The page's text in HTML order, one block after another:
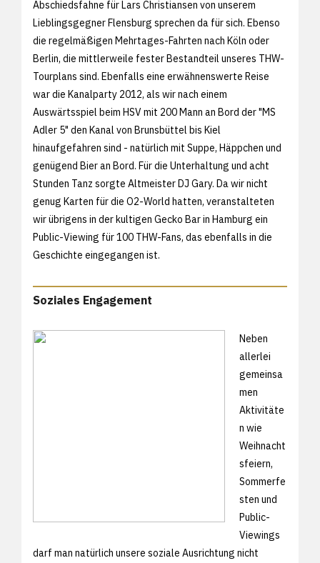
Abschiedsfahne für Lars Christiansen von unserem
Lieblingsgegner Flensburg sprechen da für sich. Ebenso
die regelmäßigen Mehrtages-Fahrten nach Köln oder
Berlin, die mittlerweile fester Bestandteil unseres THW-
Tourplans sind. Ebenfalls eine erwähnenswerte Reise
war die Kanalparty 2012, als wir nach einem
Auswärtsspiel beim HSV mit 200 Mann an Bord der "MS
Adler 5" den Kanal von Brunsbüttel bis Kiel
hinaufgefahren sind - natürlich mit Suppe, Häppchen und
genügend Bier an Bord. Für die Unterhaltung und acht
Stunden Tanz sorgte Altmeister DJ Gary. Da wir nicht
genug Karten für die O2-World hatten, veranstalteten
wir übrigens in der kultigen Gecko Bar in Hamburg ein
Public-Viewing für 100 THW-Fans, das ebenfalls in die
Geschichte eingegangen ist.
Soziales Engagement
Neben
allerlei
gemeinsa
men
Aktivitäte
n wie
Weihnacht
sfeiern,
Sommerfe
sten und
Public-
Viewings
darf man natürlich unsere soziale Ausrichtung nicht